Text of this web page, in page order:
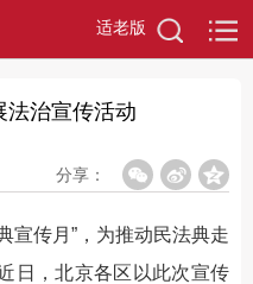
适老版
法治宣传活动
分享：
传月”，为推动民法典走
日，北京各区以此次宣传